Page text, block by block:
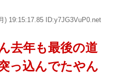
) 19:15:17.85 ID:y7JG3VuP0.net
去年も最後の道
っ込んでたやん